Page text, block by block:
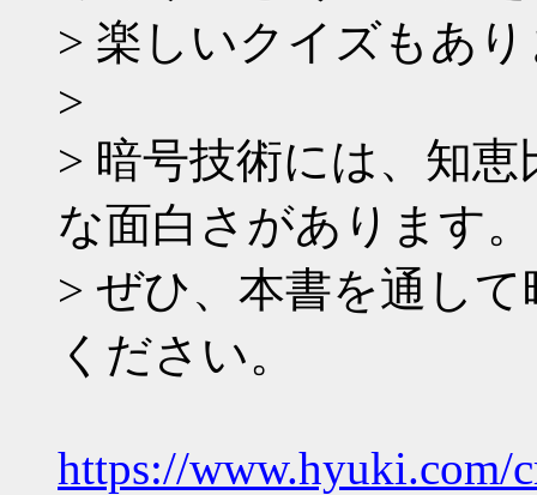
> 楽しいクイズもあ
>
> 暗号技術には、知
な面白さがあります。
> ぜひ、本書を通し
ください。
https://www.hyuki.com/